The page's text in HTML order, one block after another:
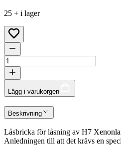
25 + i lager
Lägg i varukorgen
Beskrivning
Låsbricka för låsning av H7
Anledningen till att det krävs en